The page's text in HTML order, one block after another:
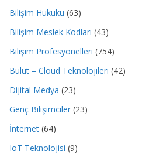
Bilişim Hukuku (63)
Bilişim Meslek Kodları (43)
Bilişim Profesyonelleri (754)
Bulut – Cloud Teknolojileri (42)
Dijital Medya (23)
Genç Bilişimciler (23)
İnternet (64)
IoT Teknolojisi (9)